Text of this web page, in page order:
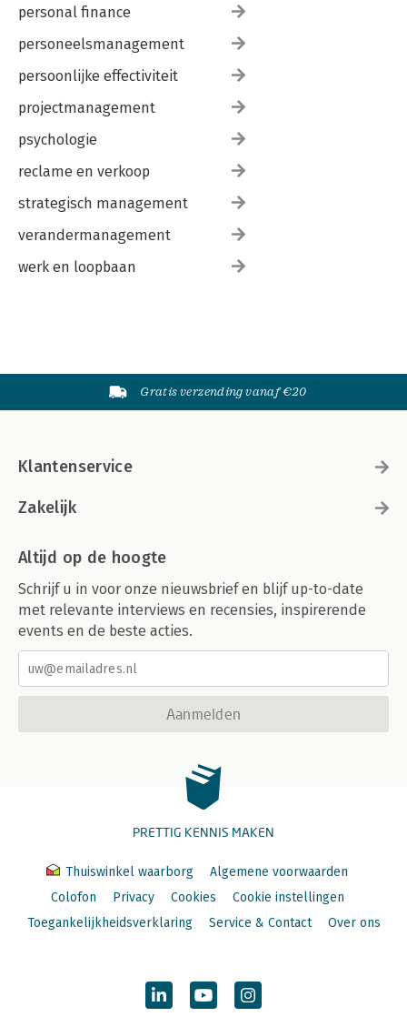
personal finance
personeelsmanagement
persoonlijke effectiviteit
projectmanagement
psychologie
reclame en verkoop
strategisch management
verandermanagement
werk en loopbaan
Gratis verzending vanaf €20
Klantenservice
Zakelijk
Altijd op de hoogte
Schrijf u in voor onze nieuwsbrief en blijf up-to-date
met relevante interviews en recensies, inspirerende
events en de beste acties.
Aanmelden
PRETTIG KENNIS MAKEN
Thuiswinkel waarborg
Algemene voorwaarden
Colofon
Privacy Cookies
Cookie instellingen
Toegankelijkheidsverklaring
Service & Contact Over ons